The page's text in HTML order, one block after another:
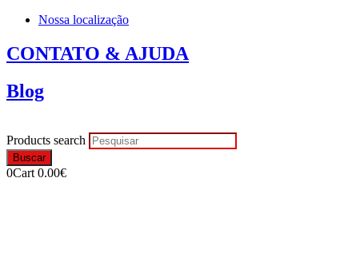
Nossa localização
CONTATO & AJUDA
Blog
Products search
Buscar
0Cart 0.00€